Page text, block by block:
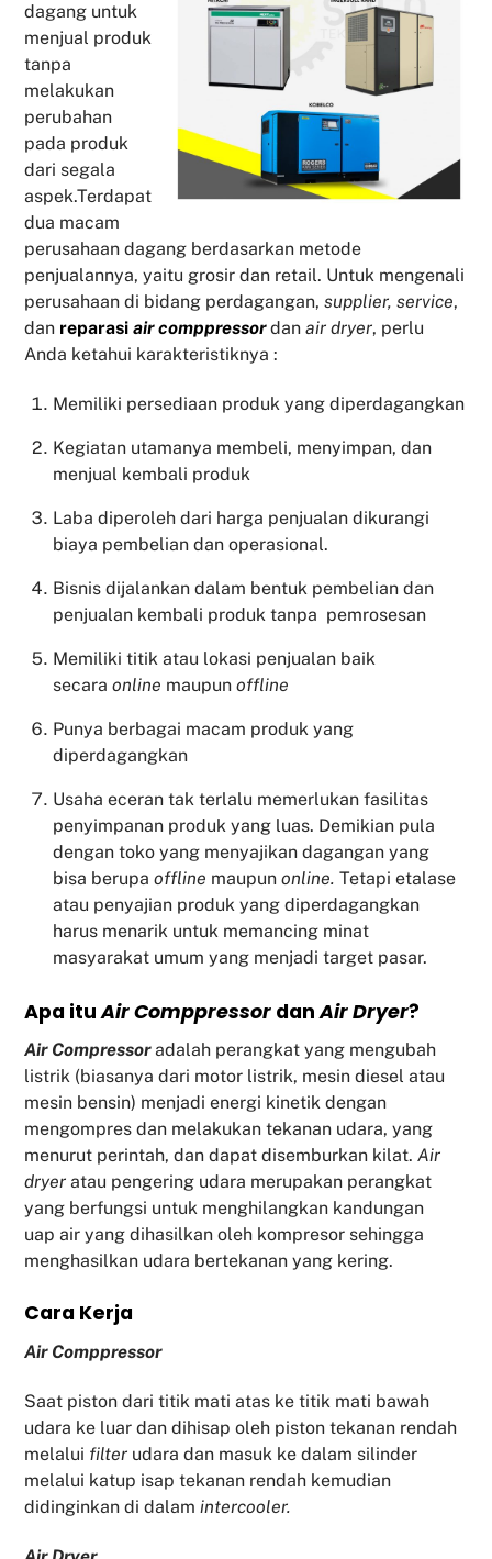
dagang untuk
menjual produk
tanpa
melakukan
perubahan
pada produk
dari segala
aspek.Terdapat
dua macam
perusahaan dagang berdasarkan metode
penjualannya, yaitu grosir dan retail. Untuk mengenali
perusahaan di bidang perdagangan,supplier, service,
dan reparasiair comppressordanair dryer, perlu
Anda ketahui karakteristiknya :
Memiliki persediaan produk yang diperdagangkan
Kegiatan utamanya membeli, menyimpan, dan
menjual kembali produk
Laba diperoleh dari harga penjualan dikurangi
biaya pembelian dan operasional.
Bisnis dijalankan dalam bentuk pembelian dan
penjualan kembali produk tanpa pemrosesan
Memiliki titik atau lokasi penjualan baik
secara online maupun offline
Punya berbagai macam produk yang
diperdagangkan
Usaha eceran tak terlalu memerlukan fasilitas
penyimpanan produk yang luas. Demikian pula
dengan toko yang menyajikan dagangan yang
bisa berupa offline maupun online. Tetapi etalase
atau penyajian produk yang diperdagangkan
harus menarik untuk memancing minat
masyarakat umum yang menjadi target pasar.
Apa ituAir Comppressor danAir Dryer?
Air Compressoradalah perangkat yang mengubah
listrik (biasanya dari motor listrik, mesin diesel atau
mesin bensin) menjadi energi kinetik dengan
mengompres dan melakukan tekanan udara, yang
menurut perintah, dan dapat disemburkan kilat.Air
dryer atau pengering udara merupakan perangkat
yang berfungsi untuk menghilangkan kandungan
uap air yang dihasilkan oleh kompresor sehingga
menghasilkan udara bertekanan yang kering.
Cara Kerja
Air Comppressor
Saat piston dari titik mati atas ke titik mati bawah
udara ke luar dan dihisap oleh piston tekanan rendah
melalui filter udara dan masuk ke dalam silinder
melalui katup isap tekanan rendah kemudian
didinginkan di dalamintercooler.